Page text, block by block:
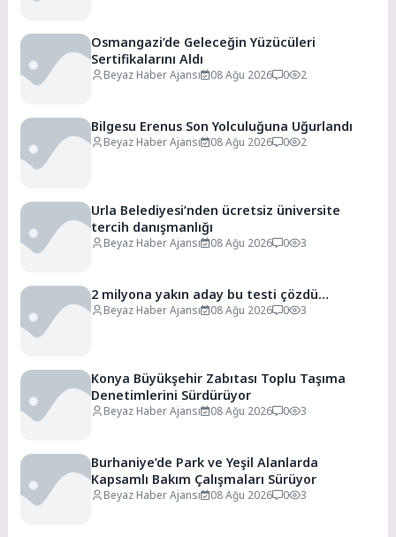
Osmangazi’de Geleceğin Yüzücüleri
Sertifikalarını Aldı
Beyaz Haber Ajansı 08 Ağu 2026 0 2
Bilgesu Erenus Son Yolculuğuna Uğurlandı
Beyaz Haber Ajansı 08 Ağu 2026 0 2
Urla Belediyesi’nden ücretsiz üniversite
tercih danışmanlığı
Beyaz Haber Ajansı 08 Ağu 2026 0 3
2 milyona yakın aday bu testi çözdü…
Beyaz Haber Ajansı 08 Ağu 2026 0 3
Konya Büyükşehir Zabıtası Toplu Taşıma
Denetimlerini Sürdürüyor
Beyaz Haber Ajansı 08 Ağu 2026 0 3
Burhaniye’de Park ve Yeşil Alanlarda
Kapsamlı Bakım Çalışmaları Sürüyor
Beyaz Haber Ajansı 08 Ağu 2026 0 3